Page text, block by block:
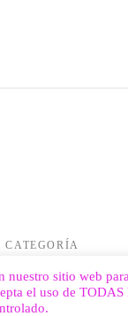
CATEGORÍA
it matters…
septiembre de 2017
nuestro sitio web
el uso de